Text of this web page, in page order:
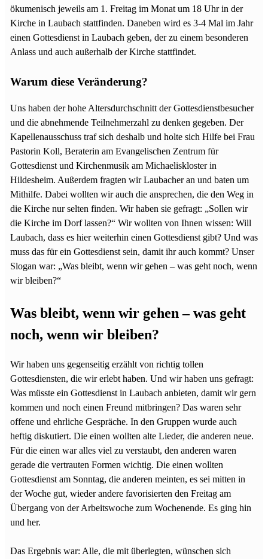
ökumenisch jeweils am 1. Freitag im Monat um 18 Uhr in der
Kirche in Laubach stattfinden. Daneben wird es 3-4 Mal im Jahr
einen Gottesdienst in Laubach geben, der zu einem besonderen
Anlass und auch außerhalb der Kirche stattfindet.
Warum diese Veränderung?
Uns haben der hohe Altersdurchschnitt der Gottesdienstbesucher
und die abnehmende Teilnehmerzahl zu denken gegeben. Der
Kapellenausschuss traf sich deshalb und holte sich Hilfe bei Frau
Pastorin Koll, Beraterin am Evangelischen Zentrum für
Gottesdienst und Kirchenmusik am Michaeliskloster in
Hildesheim. Außerdem fragten wir Laubacher an und baten um
Mithilfe. Dabei wollten wir auch die ansprechen, die den Weg in
die Kirche nur selten finden. Wir haben sie gefragt: „Sollen wir
die Kirche im Dorf lassen?“ Wir wollten von Ihnen wissen: Will
Laubach, dass es hier weiterhin einen Gottesdienst gibt? Und was
muss das für ein Gottesdienst sein, damit ihr auch kommt? Unser
Slogan war: „Was bleibt, wenn wir gehen – was geht noch, wenn
wir bleiben?“
Was bleibt, wenn wir gehen – was geht
noch, wenn wir bleiben?
Wir haben uns gegenseitig erzählt von richtig tollen
Gottesdiensten, die wir erlebt haben. Und wir haben uns gefragt:
Was müsste ein Gottesdienst in Laubach anbieten, damit wir gern
kommen und noch einen Freund mitbringen? Das waren sehr
offene und ehrliche Gespräche. In den Gruppen wurde auch
heftig diskutiert. Die einen wollten alte Lieder, die anderen neue.
Für die einen war alles viel zu verstaubt, den anderen waren
gerade die vertrauten Formen wichtig. Die einen wollten
Gottesdienst am Sonntag, die anderen meinten, es sei mitten in
der Woche gut, wieder andere favorisierten den Freitag am
Übergang von der Arbeitswoche zum Wochenende. Es ging hin
und her.
Das Ergebnis war: Alle, die mit überlegten, wünschen sich